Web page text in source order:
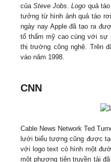
củaSteve Jobs .Logo quả
tưởng từ hình ảnh quả táo
ngày nay Apple đã tạo ra
tố thẩm mỹ cao cùng với sự
thị trường công nghệ. Trên
vào năm 1998.
CNN
Cable News Network Ted
lưới biểu tượng cũng được
với logo text có hình một
một phương tiện truyền tải